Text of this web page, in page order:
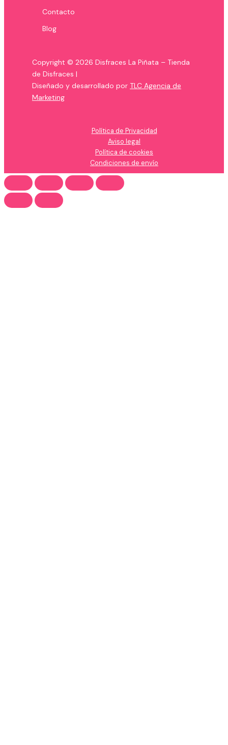
Contacto
Blog
Copyright © 2026 Disfraces La Piñata – Tienda
de Disfraces |
Diseñado y desarrollado por TLC Agencia de
Marketing
Política de Privacidad
Aviso legal
Política de cookies
Condiciones de envío